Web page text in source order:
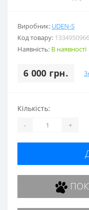
Виробник: UDEN-S
Код товару: 1334950966
Наявність: В наявності
6 000 грн.
Кількість:
- +